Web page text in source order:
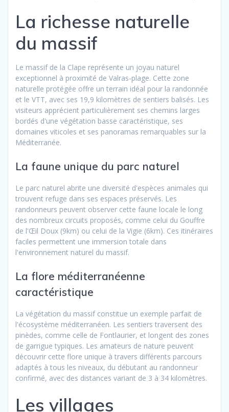
La richesse naturelle
du massif
Le massif de la Clape représente un joyau naturel
exceptionnel à proximité de Valras-plage. Cette zone
naturelle protégée offre un terrain idéal pour la randonnée
et le VTT, avec ses 19,9 kilomètres de sentiers balisés. Les
visiteurs apprécient particulièrement ses chemins larges
bordés d'une végétation basse caractéristique, ses
domaines viticoles et ses panoramas remarquables sur la
Méditerranée.
La faune unique du parc naturel
Le parc naturel abrite une diversité d'espèces animales qui
trouvent refuge dans ses espaces préservés. Les
randonneurs peuvent observer cette faune locale le long
des nombreux circuits proposés, comme celui du Gouffre
de l'Œil Doux (9km) ou celui de la Vigie (6km). Ces itinéraires
faciles permettent une immersion totale dans
l'environnement naturel du massif.
La flore méditerranéenne
caractéristique
La végétation du massif constitue un exemple parfait de
l'écosystème méditerranéen. Les sentiers traversent des
pinèdes, comme celle de Fontlaurier, et longent des zones
de garrigue typiques. Les amateurs de nature peuvent
découvrir cette flore unique à travers différents parcours
adaptés à tous les niveaux, du débutant au randonneur
confirmé, avec des distances variant de 3 à 34 kilomètres.
Les villages